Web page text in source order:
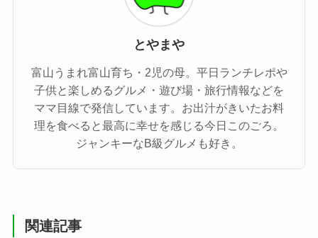
とやまや
富山うまれ富山育ち・2児の母。平日ランチレポや
子供と楽しめるグルメ・遊び場・旅行情報などを
ママ目線で発信しています。お出汁がきいたお料
理を食べると最高に幸せを感じる今日このごろ。
ジャンキーなB級グルメも好き。
関連記事